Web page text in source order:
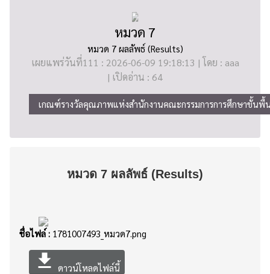
หมวด 7
หมวด 7 ผลลัพธ์ (Results)
เผยแพร่วันที่111 : 2026-06-09 19:18:13 | โดย : aaa
| เปิดอ่าน : 64
เกณฑ์รางวัลคุณภาพแห่งสำนักงานคณะกรรมการการศึกษาขั้นพื้น
หมวด 7 ผลลัพธ์ (Results)
ชื่อไฟล์ : 1781007493_หมวด7.png
file_download ดาวน์โหลดไฟล์นี้